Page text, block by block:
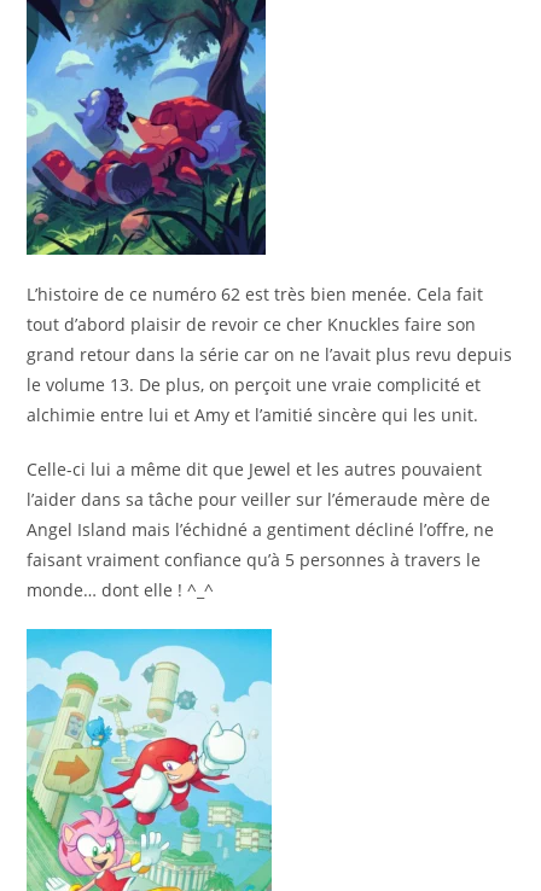
L’histoire de ce numéro 62 est très bien menée. Cela fait
tout d’abord plaisir de revoir ce cher Knuckles faire son
grand retour dans la série car on ne l’avait plus revu depuis
le volume 13. De plus, on perçoit une vraie complicité et
alchimie entre lui et Amy et l’amitié sincère qui les unit.
Celle-ci lui a même dit que Jewel et les autres pouvaient
l’aider dans sa tâche pour veiller sur l’émeraude mère de
Angel Island mais l’échidné a gentiment décliné l’offre, ne
faisant vraiment confiance qu’à 5 personnes à travers le
monde… dont elle ! ^_^